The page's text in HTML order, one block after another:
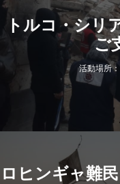
トルコ・シリ
ご
活動場所
ロヒンギャ難